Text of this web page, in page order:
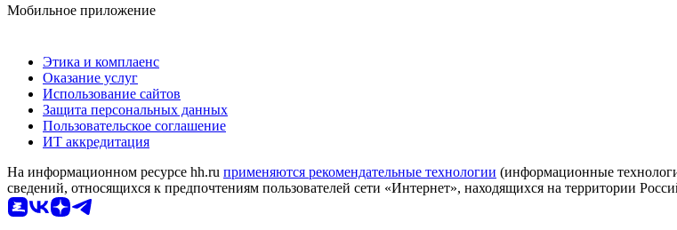
Мобильное приложение
Этика и комплаенс
Оказание услуг
Использование сайтов
Защита персональных данных
Пользовательское соглашение
ИТ аккредитация
На информационном ресурсе hh.ru применяются рекомендательные технологии (информационные
сведений, относящихся к предпочтениям пользователей сети «Интернет», находящихся на территории